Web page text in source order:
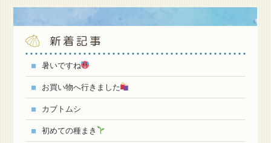
新着記事
暑いですね
お買い物へ行きました
カブトムシ
初めての種まき